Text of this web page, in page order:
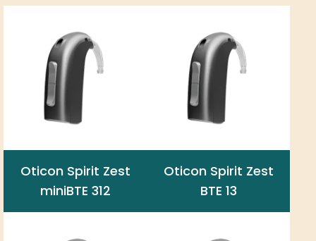
Oticon Spirit Zest
miniBTE 312
Oticon Spirit Zest
BTE 13